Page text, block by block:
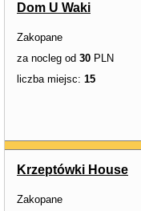
Dom U Waki
Zakopane
za nocleg od 30 PLN
liczba miejsc: 15
Krzeptówki House
Zakopane